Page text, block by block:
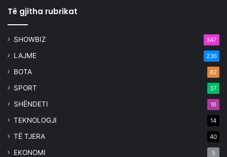
Të gjitha rubrikat
SHOWBIZ 347
LAJME 236
BOTA 82
SPORT 37
SHËNDETI 16
TEKNOLOGJI 14
TË TJERA 40
EKONOMI 5